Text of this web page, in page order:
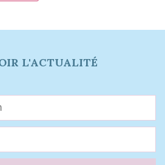
L'ACTUALITÉ